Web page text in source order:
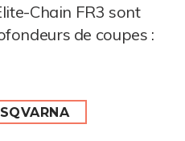
Chain FR3 sont
de coupes :